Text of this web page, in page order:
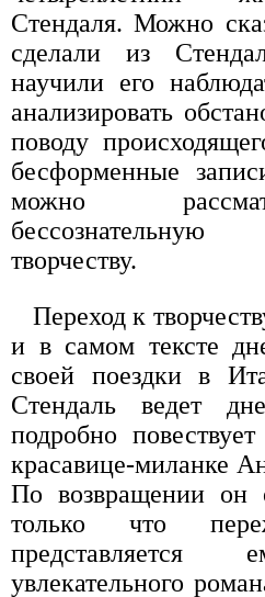
Стендаля. Можно
сделали из
научили его
анализировать
поводу
бесформенные
можно
творчеству.
Переход к
и в самом тексте
своей поездки в
Стендаль ведет
подробно
красавице-миланке
По возвращении он
только что
увлекательного